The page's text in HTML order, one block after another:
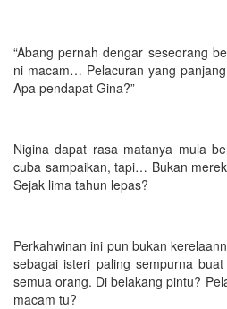
“Abang pernah dengar seseorang
ni macam… Pelacuran yang
Apa pendapat Gina?”
Nigina dapat rasa matanya mula
cuba sampaikan, tapi… Bukan
Sejak lima tahun lepas?
Perkahwinan ini pun bukan
sebagai isteri paling sempurna
semua orang. Di belakang pintu?
macam tu?